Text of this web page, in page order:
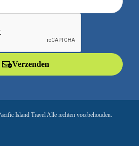
Verzenden
Island Travel Alle rechten voorbehouden.